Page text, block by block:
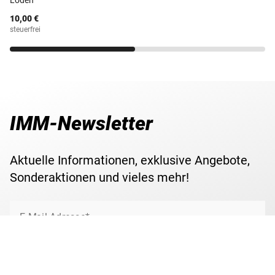
10,00 €
steuerfrei
IMM-Newsletter
Aktuelle Informationen, exklusive Angebote,
Sonderaktionen und vieles mehr!
E-Mail Adresse*